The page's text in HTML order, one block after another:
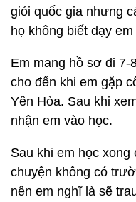
giỏi quốc gia nhưng
họ không biết dạy
Em mang hồ sơ đi
cho đến khi em gặp
Yên Hòa. Sau khi
nhận em vào học.
Sau khi em học xong
chuyện không có
nên em nghĩ là sẽ